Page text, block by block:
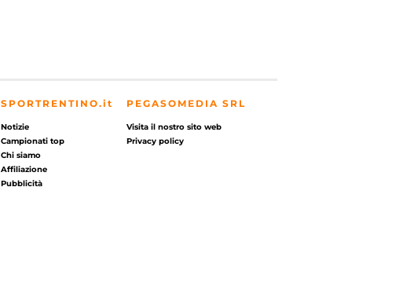
SPORTRENTINO.it
Notizie
Campionati top
Chi siamo
Affiliazione
Pubblicità
PEGASOMEDIA SRL
Visita il nostro sito web
Privacy policy